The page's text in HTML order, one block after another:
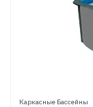
Каркасные Бассейны